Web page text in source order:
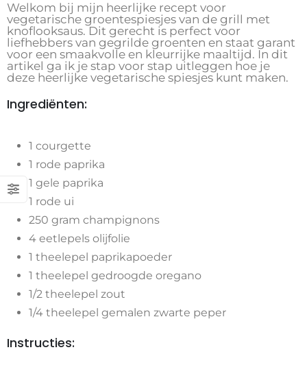
Welkom bij mijn heerlijke recept voor
vegetarische groentespiesjes van de grill met
knoflooksaus. Dit gerecht is perfect voor
liefhebbers van gegrilde groenten en staat garant
voor een smaakvolle en kleurrijke maaltijd. In dit
artikel ga ik je stap voor stap uitleggen hoe je
deze heerlijke vegetarische spiesjes kunt maken.
Ingrediënten:
1 courgette
1 rode paprika
1 gele paprika
1 rode ui
250 gram champignons
4 eetlepels olijfolie
1 theelepel paprikapoeder
1 theelepel gedroogde oregano
1/2 theelepel zout
1/4 theelepel gemalen zwarte peper
Instructies: